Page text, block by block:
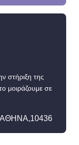
στήριξη της
μοιράζουμε σε
ΑΘΗΝΑ,10436